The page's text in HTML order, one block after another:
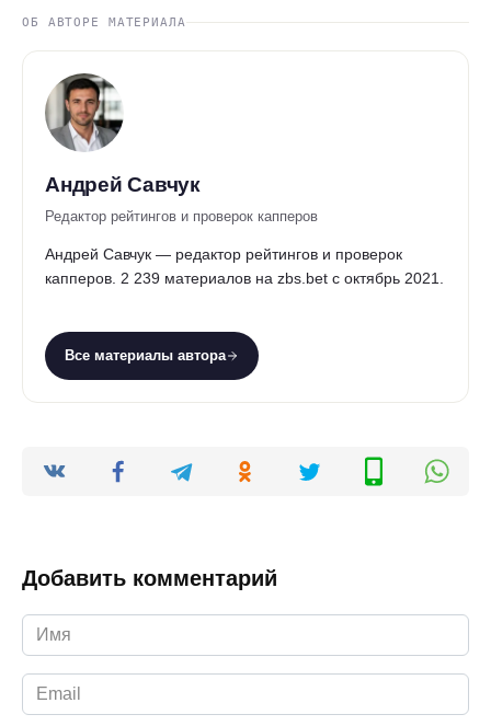
ОБ АВТОРЕ МАТЕРИАЛА
Андрей Савчук
Редактор рейтингов и проверок капперов
Андрей Савчук — редактор рейтингов и проверок
капперов. 2 239 материалов на zbs.bet с октябрь 2021.
Все материалы автора
Добавить комментарий
Имя
*
Email
*